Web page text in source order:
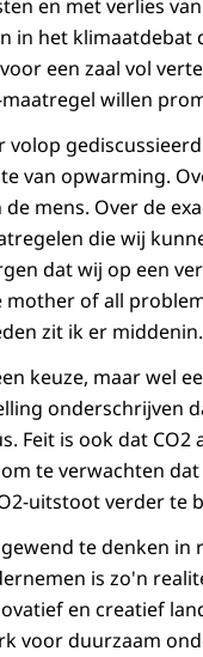
en met verlies
in het
een zaal vol
willen
van opwarming.
mens. Over de
die wij
dat wij op een
of all
zit ik er middenin.
keuze, maar wel
onderschrijven
Feit is ook dat
te verwachten
uitstoot verder te
te denken in
is zo'n
en creatief
voor duurzaam